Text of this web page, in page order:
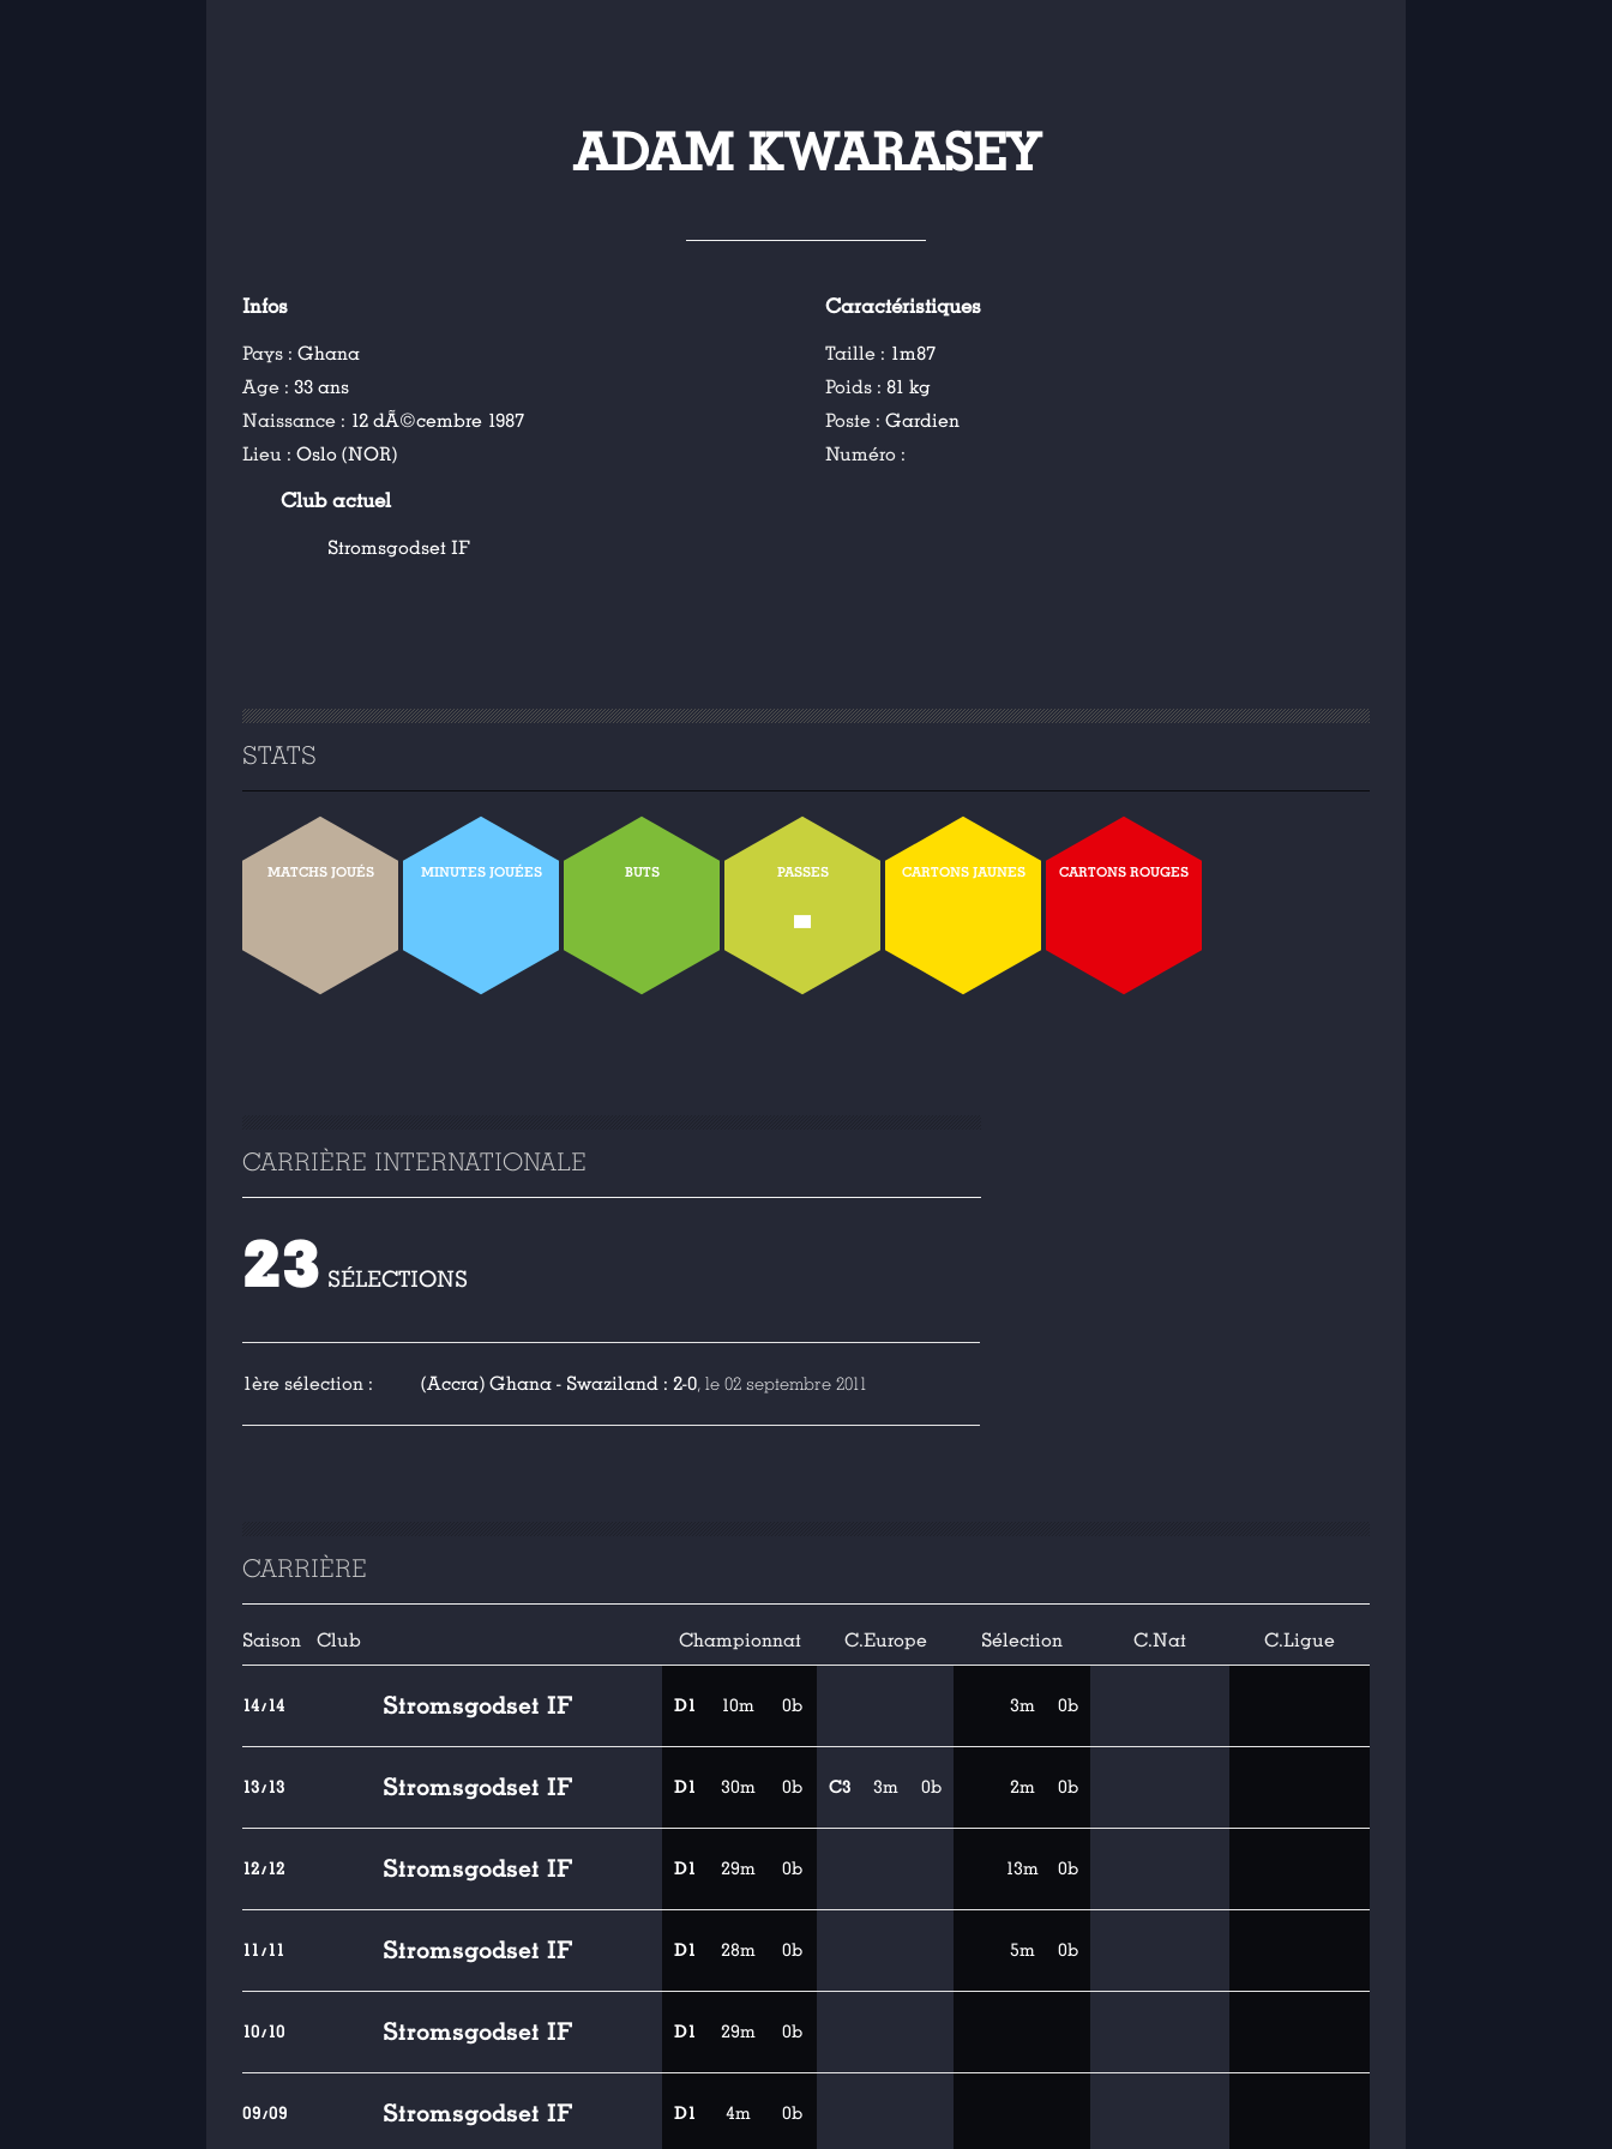
ADAM KWARASEY
Infos
Pays : Ghana
Age : 33 ans
Naissance : 12 dÃ©cembre 1987
Lieu : Oslo (NOR)
Caractéristiques
Taille : 1m87
Poids :81 kg
Poste :Gardien
Numéro :
Club actuel
Stromsgodset IF
STATS
MATCHS JOUÉS MINUTES JOUÉES BUTS PASSES
-
CARTONS JAUNES CARTONS ROUGES
CARRIÈRE INTERNATIONALE
23 SÉLECTIONS
1ère sélection : (Accra) Ghana - Swaziland : 2-0, le 02 septembre 2011
CARRIÈRE
Saison Club Championnat C.Europe Sélection C.Nat C.Ligue
14/14 Stromsgodset IF D1 10m 0b 3m 0b
13/13 Stromsgodset IF D1 30m 0b C3 3m 0b 2m 0b
12/12 Stromsgodset IF D1 29m 0b 13m 0b
11/11 Stromsgodset IF D1 28m 0b 5m 0b
10/10 Stromsgodset IF D1 29m 0b
09/09 Stromsgodset IF D1 4m 0b